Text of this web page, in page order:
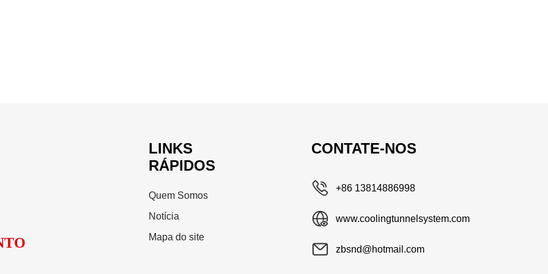
LINKS
RÁPIDOS
Quem Somos
Notícia
Mapa do site
CONTATE-NOS
+86 13814886998
www.coolingtunnelsystem.com
zbsnd@hotmail.com